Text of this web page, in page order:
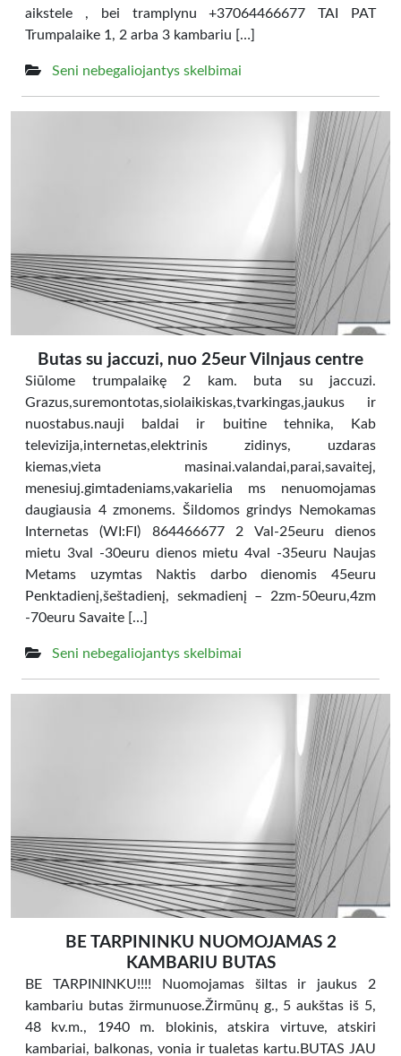
aikstele , bei tramplynu +37064466677 TAI PAT
Trumpalaike 1, 2 arba 3 kambariu […]
Seni nebegaliojantys skelbimai
Butas su jaccuzi, nuo 25eur Vilnjaus centre
Siūlome trumpalaikę 2 kam. buta su jaccuzi.
Grazus,suremontotas,siolaikiskas,tvarkingas,jaukus ir
nuostabus.nauji baldai ir buitine tehnika, Kab
televizija,internetas,elektrinis zidinys, uzdaras
kiemas,vieta masinai.valandai,parai,savaitej,
menesiuj.gimtadeniams,vakarielia ms nenuomojamas
daugiausia 4 zmonems. Šildomos grindys Nemokamas
Internetas (WI:FI) 864466677 2 Val-25euru dienos
mietu 3val -30euru dienos mietu 4val -35euru Naujas
Metams uzymtas Naktis darbo dienomis 45euru
Penktadienį,šeštadienį, sekmadienį – 2zm-50euru,4zm
-70euru Savaite […]
Seni nebegaliojantys skelbimai
BE TARPININKU NUOMOJAMAS 2
KAMBARIU BUTAS
BE TARPININKU!!!! Nuomojamas šiltas ir jaukus 2
kambariu butas žirmunuose.Žirmūnų g., 5 aukštas iš 5,
48 kv.m., 1940 m. blokinis, atskira virtuve, atskiri
kambariai, balkonas, vonia ir tualetas kartu.BUTAS JAU